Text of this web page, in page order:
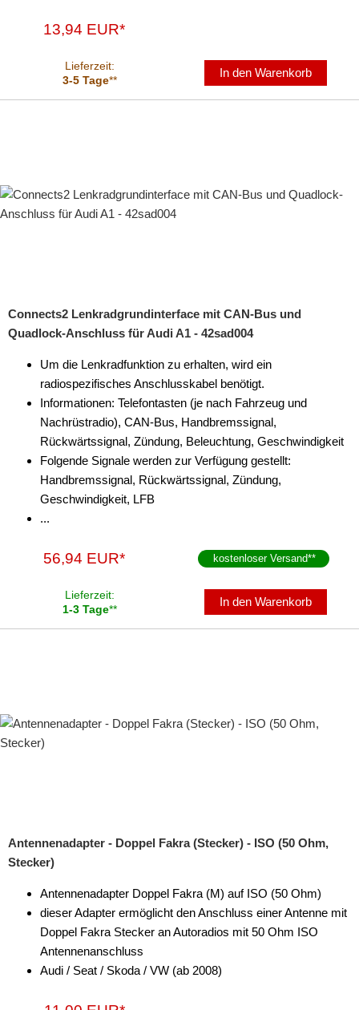
13,94 EUR*
Lieferzeit:
3-5 Tage**
In den Warenkorb
Connects2 Lenkradgrundinterface mit CAN-Bus und
Quadlock-Anschluss für Audi A1 - 42sad004
Um die Lenkradfunktion zu erhalten, wird ein
radiospezifisches Anschlusskabel benötigt.
Informationen: Telefontasten (je nach Fahrzeug und
Nachrüstradio), CAN-Bus, Handbremssignal,
Rückwärtssignal, Zündung, Beleuchtung, Geschwindigkeit
Folgende Signale werden zur Verfügung gestellt:
Handbremssignal, Rückwärtssignal, Zündung,
Geschwindigkeit, LFB
...
56,94 EUR* kostenloser Versand**
Lieferzeit:
1-3 Tage**
In den Warenkorb
Antennenadapter - Doppel Fakra (Stecker) - ISO (50 Ohm,
Stecker)
Antennenadapter Doppel Fakra (M) auf ISO (50 Ohm)
dieser Adapter ermöglicht den Anschluss einer Antenne mit
Doppel Fakra Stecker an Autoradios mit 50 Ohm ISO
Antennenanschluss
Audi / Seat / Skoda / VW (ab 2008)